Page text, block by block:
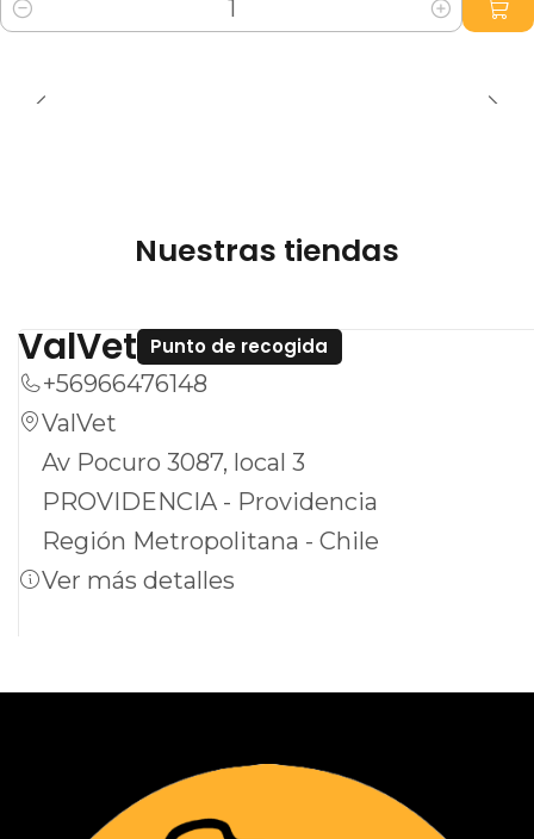
Cantidad
Nuestras tiendas
ValVet Punto de recogida
+56966476148
ValVet
Av Pocuro 3087, local 3
PROVIDENCIA - Providencia
Región Metropolitana - Chile
Ver más detalles